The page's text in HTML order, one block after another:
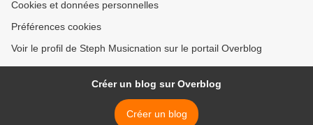
Cookies et données personnelles
Préférences cookies
Voir le profil de Steph Musicnation sur le portail Overblog
Créer un blog sur Overblog
Créer un blog